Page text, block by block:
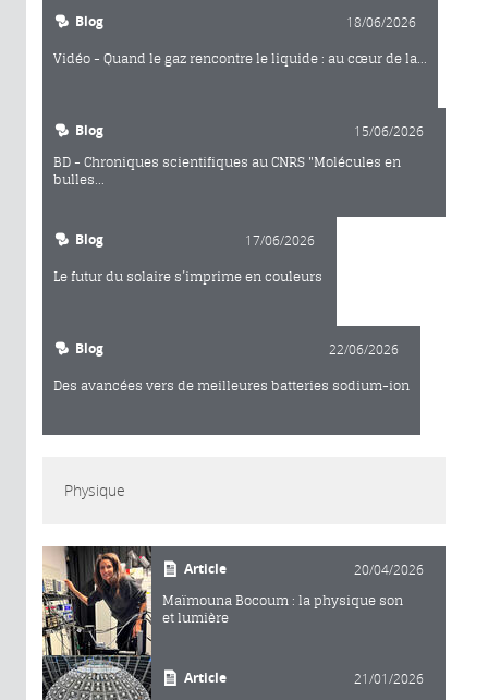
Blog 18/06/2026
Vidéo - Quand le gaz rencontre le liquide : au cœur de la...
Blog 15/06/2026
BD - Chroniques scientifiques au CNRS "Molécules en
bulles...
Blog 17/06/2026
Le futur du solaire s’imprime en couleurs
Blog 22/06/2026
Des avancées vers de meilleures batteries sodium-ion
Physique
Article 20/04/2026
Maïmouna Bocoum : la physique son
et lumière
Article 21/01/2026